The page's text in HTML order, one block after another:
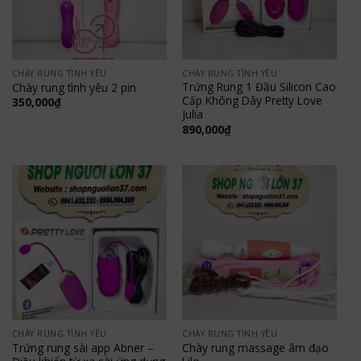
CHÀY RUNG TÌNH YÊU
Chày rung tình yêu 2 pin
350,000₫
CHÀY RUNG TÌNH YÊU
Trứng Rung 1 Đầu Silicon Cao
Cấp Không Dây Pretty Love
Julia
890,000₫
CHÀY RUNG TÌNH YÊU
Trứng rung sài app Abner –
CHÀY RUNG TÌNH YÊU
Chày rung massage âm đạo